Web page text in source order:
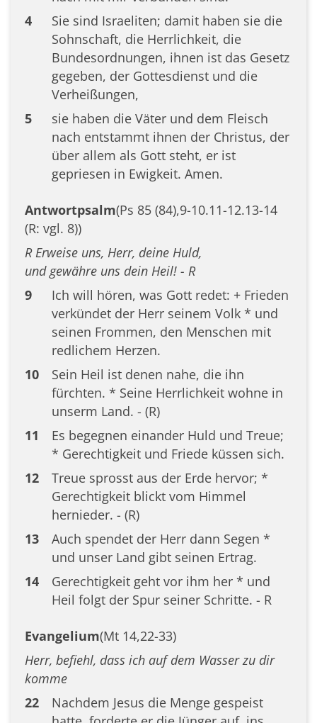
4
Sie sind Israeliten; damit haben sie die
Sohnschaft, die Herrlichkeit, die
Bundesordnungen, ihnen ist das Gesetz
gegeben, der Gottesdienst und die
Verheißungen,
5
sie haben die Väter und dem Fleisch
nach entstammt ihnen der Christus, der
über allem als Gott steht, er ist
gepriesen in Ewigkeit. Amen.
Antwortpsalm(Ps 85 (84),9-10.11-12.13-14
(R: vgl. 8))
R Erweise uns, Herr, deine Huld,
und gewähre uns dein Heil! - R
9
Ich will hören, was Gott redet: + Frieden
verkündet der Herr seinem Volk * und
seinen Frommen, den Menschen mit
redlichem Herzen.
10
Sein Heil ist denen nahe, die ihn
fürchten. * Seine Herrlichkeit wohne in
unserm Land. - (R)
11
Es begegnen einander Huld und Treue;
* Gerechtigkeit und Friede küssen sich.
12
Treue sprosst aus der Erde hervor; *
Gerechtigkeit blickt vom Himmel
hernieder. - (R)
13
Auch spendet der Herr dann Segen *
und unser Land gibt seinen Ertrag.
14
Gerechtigkeit geht vor ihm her * und
Heil folgt der Spur seiner Schritte. - R
Evangelium(Mt 14,22-33)
Herr, befiehl, dass ich auf dem Wasser zu dir
komme
22
Nachdem Jesus die Menge gespeist